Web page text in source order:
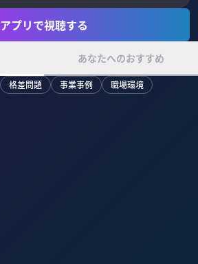
アプリで視聴する
あなたへのおすすめ
格差問題 事業事例 職場環境